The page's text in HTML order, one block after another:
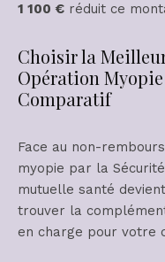
1 100 € réduit ce
Choisir la
Opération
Comparatif
Face au non-
myopie par la
mutuelle santé
trouver la
en charge pour votre